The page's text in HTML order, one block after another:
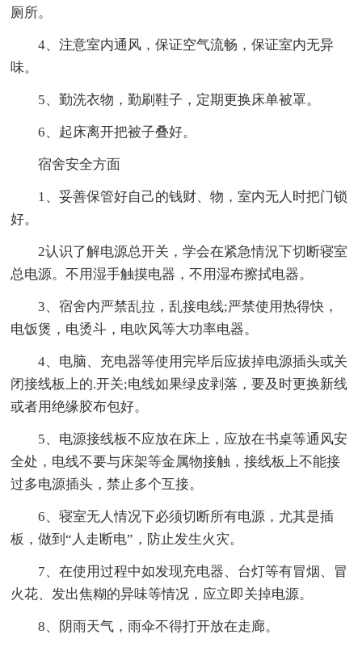
厕所。
4、注意室内通风，保证空气流畅，保证室内无异
味。
5、勤洗衣物，勤刷鞋子，定期更换床单被罩。
6、起床离开把被子叠好。
宿舍安全方面
1、妥善保管好自己的钱财、物，室内无人时把门锁
好。
2认识了解电源总开关，学会在紧急情況下切断寝室
总电源。不用湿手触摸电器，不用湿布擦拭电器。
3、宿舍内严禁乱拉，乱接电线;严禁使用热得快，
电饭煲，电烫斗，电吹风等大功率电器。
4、电脑、充电器等使用完毕后应拔掉电源插头或关
闭接线板上的.开关;电线如果绿皮剥落，要及时更换新线
或者用绝缘胶布包好。
5、电源接线板不应放在床上，应放在书桌等通风安
全处，电线不要与床架等金属物接触，接线板上不能接
过多电源插头，禁止多个互接。
6、寝室无人情况下必须切断所有电源，尤其是插
板，做到“人走断电”，防止发生火灾。
7、在使用过程中如发现充电器、台灯等有冒烟、冒
火花、发出焦糊的异味等情况，应立即关掉电源。
8、阴雨天气，雨伞不得打开放在走廊。